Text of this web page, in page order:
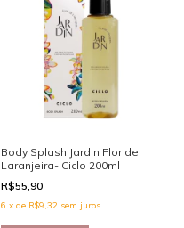
Body Splash Jardin Flor de
Laranjeira- Ciclo 200ml
R$55,90
6 x de R$9,32 sem juros